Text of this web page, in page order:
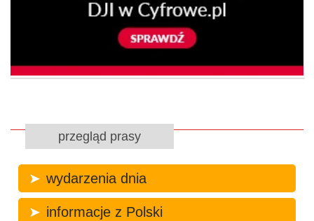
przegląd prasy
wydarzenia dnia
informacje z Polski